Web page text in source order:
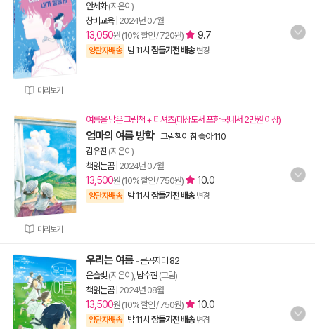
미리보기
안세화(지은이)
창비교육| 2024년 07월
13,050원 (10% 할인 / 720원) 9.7
양탄자배송 밤 11시 잠들기전 배송 변경
미리보기
여름을 담은 그림책 + 티셔츠(대상도서 포함 국내서 2만원 이상)
엄마의 여름 방학-그림책이 참 좋아 110
김유진 (지은이)
책읽는곰| 2024년 07월
13,500원 (10% 할인 / 750원) 10.0
양탄자배송 밤 11시 잠들기전 배송 변경
우리는 여름 -큰곰자리 82
윤슬빛 (지은이), 남수현 (그림)
책읽는곰| 2024년 08월
13,500원 (10% 할인 / 750원) 10.0
양탄자배송 밤 11시 잠들기전 배송 변경